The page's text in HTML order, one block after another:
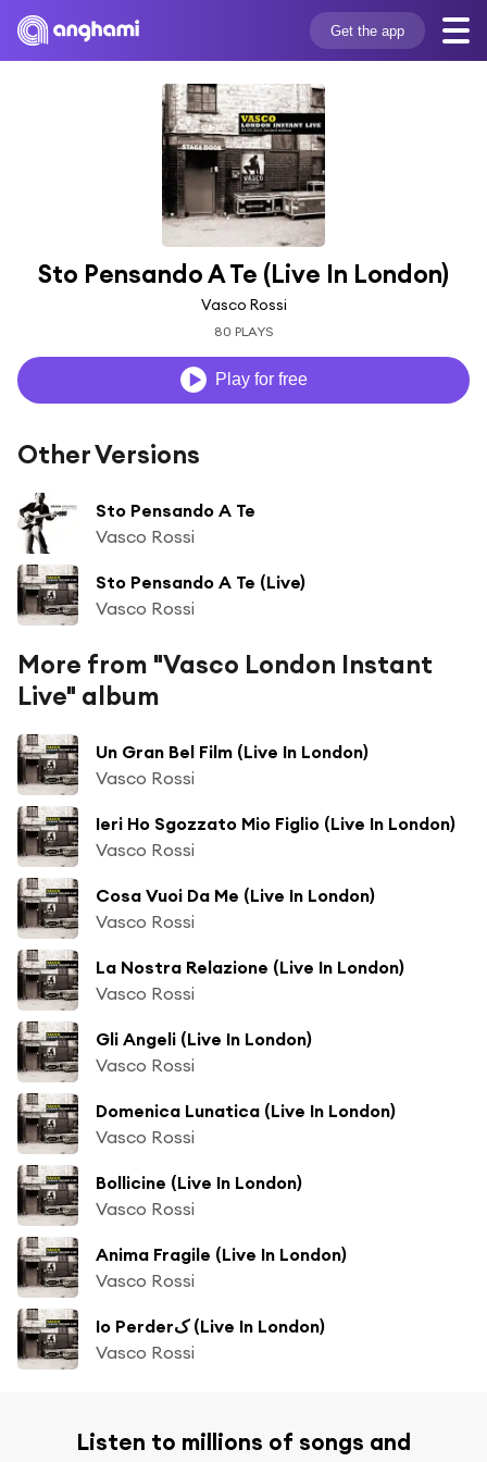
Get the app
Sto Pensando A Te (Live In London)
Vasco Rossi
80 PLAYS
Play for free
Other Versions
Sto Pensando A Te
Vasco Rossi
Sto Pensando A Te (Live)
Vasco Rossi
More from "Vasco London Instant
Live" album
Un Gran Bel Film (Live In London)
Vasco Rossi
Ieri Ho Sgozzato Mio Figlio (Live In London)
Vasco Rossi
Cosa Vuoi Da Me (Live In London)
Vasco Rossi
La Nostra Relazione (Live In London)
Vasco Rossi
Gli Angeli (Live In London)
Vasco Rossi
Domenica Lunatica (Live In London)
Vasco Rossi
Bollicine (Live In London)
Vasco Rossi
Anima Fragile (Live In London)
Vasco Rossi
Io Perderک (Live In London)
Vasco Rossi
Listen to millions of songs and